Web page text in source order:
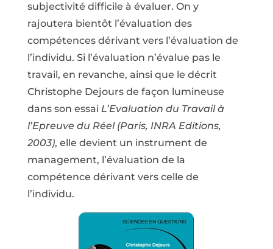
subjectivité difficile à évaluer. On y
rajoutera bientôt l’évaluation des
compétences dérivant vers l’évaluation de
l’individu. Si l’évaluation n’évalue pas le
travail, en revanche, ainsi que le décrit
Christophe Dejours de façon lumineuse
dans son essai L’Evaluation du Travail à
l’Epreuve du Réel (Paris, INRA Editions,
2003), elle devient un instrument de
management, l’évaluation de la
compétence dérivant vers celle de
l’individu.